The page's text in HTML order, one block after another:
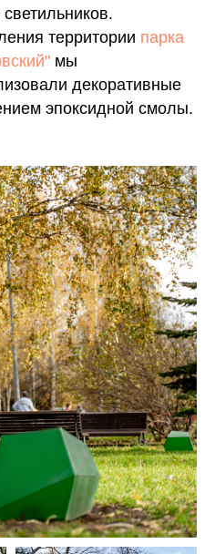
территории парка
мы
декоративные
эпоксидной смолы.